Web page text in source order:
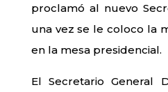
proclamó al nuevo
una vez se le coloco la
en la mesa presidencial.
El Secretario General